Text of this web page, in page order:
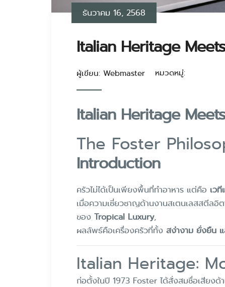
ธันวาคม 16, 2568
Italian Heritage
ผู้เขียน: Webmaster หมวดหมู่:
Italian Heritage
The Foster
Introduction
ครัวไม่ได้เป็นเพียงพื้นที่ทำอาหาร แต่คือ เว
เมื่อความเชี่ยวชาญด้านงานสเตนเลสสตีล
ของ Tropical Luxury,
ผลลัพธ์คือเครื่องครัวที่ทั้ง สง่างาม ยั่งยืน แ
Italian Heritage:
ก่อตั้งในปี 1973 Foster ได้สั่งสมชื่อเสียงด้